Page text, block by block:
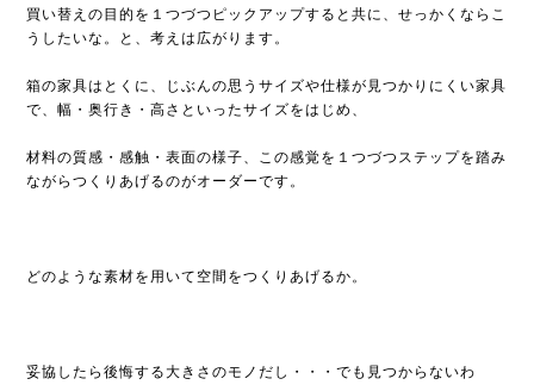
買い替えの目的を１つづつピックアップすると共に、せっかくならこ
うしたいな。と、考えは広がります。
箱の家具はとくに、じぶんの思うサイズや仕様が見つかりにくい家具
で、幅・奥行き・高さといったサイズをはじめ、
材料の質感・感触・表面の様子、この感覚を１つづつステップを踏み
ながらつくりあげるのがオーダーです。
どのような素材を用いて空間をつくりあげるか。
妥協したら後悔する大きさのモノだし・・・でも見つからないわ